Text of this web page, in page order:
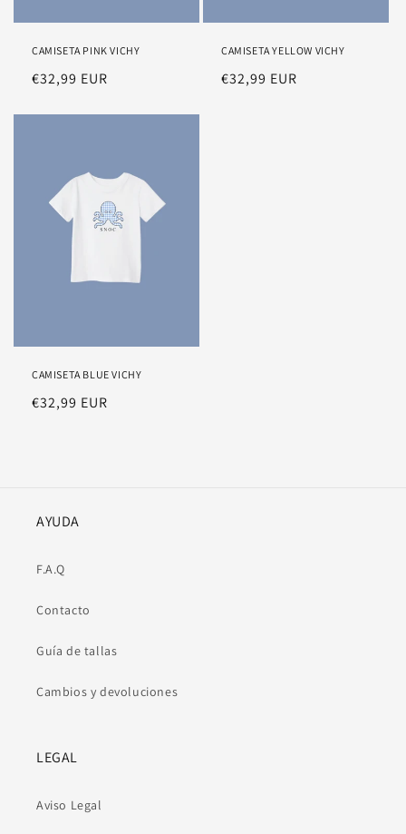
CAMISETA PINK VICHY
Precio
€32,99 EUR
CAMISETA YELLOW VICHY
Precio
€32,99 EUR
CAMISETA BLUE VICHY
Precio
€32,99 EUR
AYUDA
F.A.Q
Contacto
Guía de tallas
Cambios y devoluciones
LEGAL
Aviso Legal